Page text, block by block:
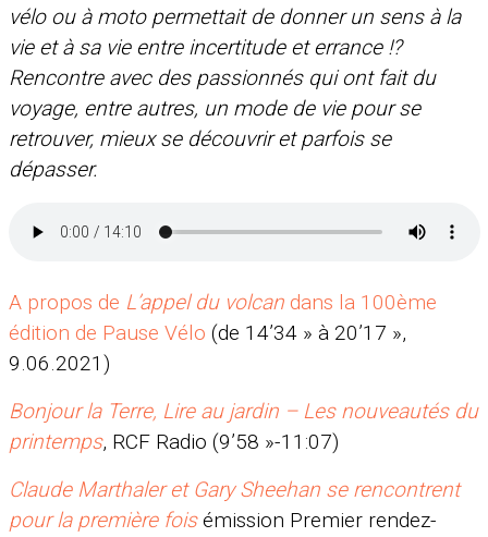
vélo ou à moto permettait de donner un sens à la
vie et à sa vie entre incertitude et errance !?
Rencontre avec des passionnés qui ont fait du
voyage, entre autres, un mode de vie pour se
retrouver, mieux se découvrir et parfois se
dépasser.
A propos de L’appel du volcandans la 100ème
édition de Pause Vélo (de 14’34 » à 20’17 »,
9.06.2021)
Bonjour la Terre, Lire au jardin – Les nouveautés du
printemps, RCF Radio (9’58 »-11:07)
Claude Marthaler et Gary Sheehan se rencontrent
pour la première foisémission Premier rendez-